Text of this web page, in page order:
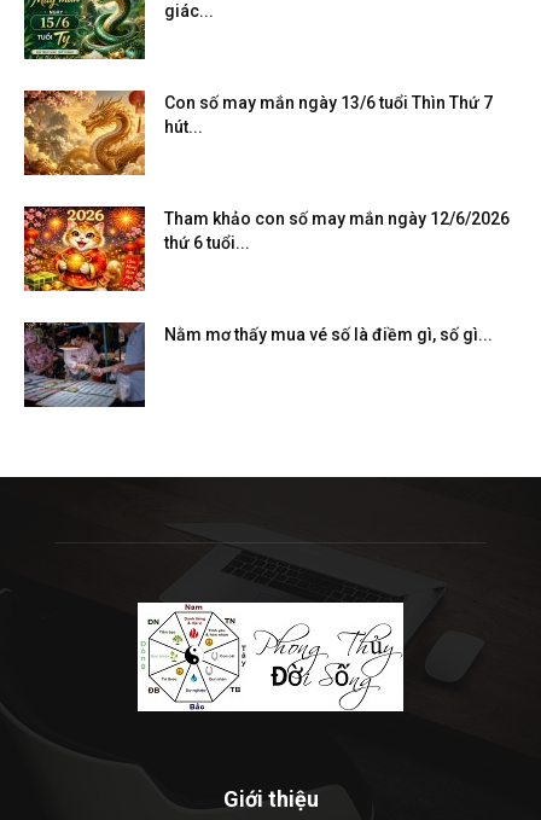
giác...
Con số may mắn ngày 13/6 tuổi Thìn Thứ 7
hút...
Tham khảo con số may mắn ngày 12/6/2026
thứ 6 tuổi...
Nằm mơ thấy mua vé số là điềm gì, số gì...
Giới thiệu